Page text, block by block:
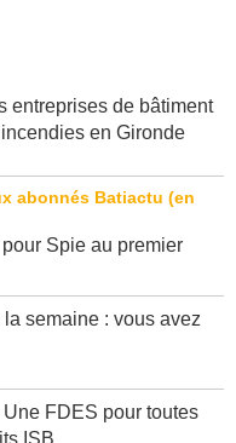
entreprises de bâtiment
Spie au premier
semaine : vous avez
FDES pour toutes